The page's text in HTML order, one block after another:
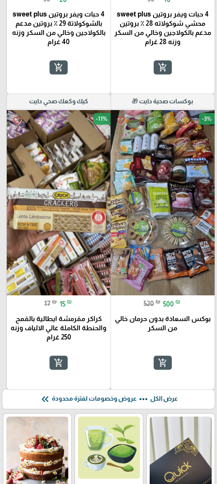
4 حبات ويفر بروتين sweet plus
محشي شوكولاته 28 ٪؜ بروتين
مدعم بالكولاجين وخالي من السكر
وزنه 28 غرام
add_shopping_cart
4 حبات ويفر بروتين sweet plus
بالشوكولاتة 29 ٪؜ بروتين مدعم
بالكولاجين وخالي من السكر وزنه
40 غرام
add_shopping_cart
بوكسات صحية دايت 🎁
favorite_border -3%
520 ₪ 500 ₪
بوكس السعادة بدون حرمان خالي
من السكر
add_shopping_cart
كيك وكعك صحي دايت
favorite_border -11%
17 ₪ 15 ₪
كراكر مقرمشة ايطالية بالقمح
والحنطة الكاملة عالي الالياف وزنه
250 غرام
add_shopping_cart
عرض الكل more_horiz عروض وخصومات لفترة محدودة keyboard_double_arrow_left